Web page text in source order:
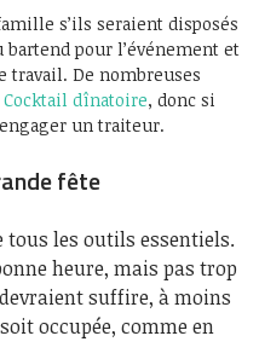
s’ils seraient disposés
pour l’événement et
travail. De nombreuses
Cocktail dînatoire, donc si
engager un traiteur.
fête
tous les outils essentiels.
heure, mais pas trop
suffire, à moins
occupée, comme en